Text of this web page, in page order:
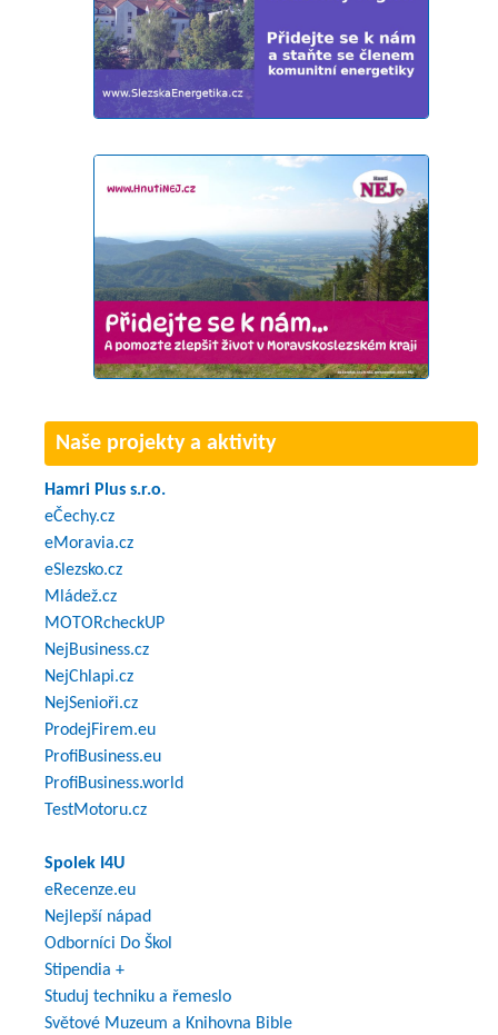
Naše projekty a aktivity
Hamri Plus s.r.o.
eČechy.cz
eMoravia.cz
eSlezsko.cz
Mládež.cz
MOTORcheckUP
NejBusiness.cz
NejChlapi.cz
NejSenioři.cz
ProdejFirem.eu
ProfiBusiness.eu
ProfiBusiness.world
TestMotoru.cz
Spolek I4U
eRecenze.eu
Nejlepší nápad
Odborníci Do Škol
Stipendia +
Studuj techniku a řemeslo
Světové Muzeum a Knihovna Bible